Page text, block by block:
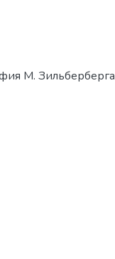
М. Зильберберга